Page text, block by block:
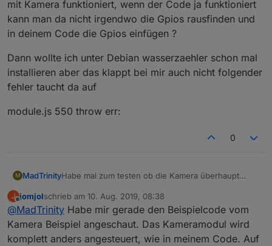
mit Kamera funktioniert, wenn der Code ja funktioniert
kann man da nicht irgendwo die Gpios rausfinden und
in deinem Code die Gpios einfügen ?
Dann wollte ich unter Debian wasserzaehler schon mal
installieren aber das klappt bei mir auch nicht folgender
fehler taucht da auf
module.js 550 throw err:
0
M MadTrinityHabe mal zum testen ob die Kamera überhaupt
Esp32 mit Kamera funktioniert, wenn der Code ja
funktioniert kann man da nicht irgendwo die Gpios
rausfinden und in deinem Code die Gpios einfügen
Dann wollte ich unter Debian wasserzaehler schon
mal installieren aber das klappt bei mir auch nicht
folgender fehler taucht da auf
module.js 550 throw err:
J
Offline
jomjolschrieb am 10. Aug. 2019, 08:38
zuletzt editiert von
@MadTrinity Habe mir gerade den Beispielcode vom
Kamera Beispiel angeschaut. Das Kameramodul wird
komplett anders angesteuert, wie in meinem Code. Auf